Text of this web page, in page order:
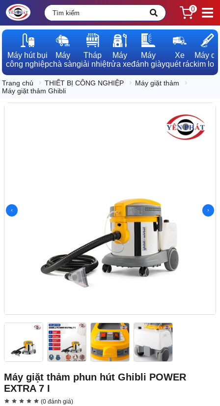
0
Máy hút bụi
công nghiệp
Máy
chà sàn
Tháp
giải nhiệt
Máy
rửa xe
Máy
đánh giày
Xe
quét rác
Máy dò
kim loại
Trang chủ THIẾT BỊ CÔNG NGHIỆP
Máy giặt thảm
Máy giặt thảm Ghibli
Máy giặt thảm phun hút Ghibli POWER
EXTRA 7 I
(0 đánh giá)